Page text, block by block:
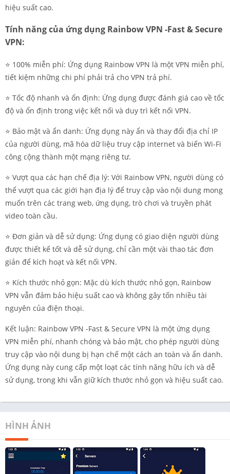
hiệu suất cao.
Tính năng của ứng dụng Rainbow VPN -Fast & Secure
VPN:
⭐️ 100% miễn phí: Ứng dụng Rainbow VPN là một VPN miễn phí,
tiết kiệm những chi phí phải trả cho VPN trả phí.
⭐️ Tốc độ nhanh và ổn định: Ứng dụng được đánh giá cao về tốc
độ và ổn định trong việc kết nối và duy trì kết nối VPN.
⭐️ Bảo mật và ẩn danh: Ứng dụng này ẩn và thay đổi địa chỉ IP
của người dùng, mã hóa dữ liệu truy cập internet và biến Wi-Fi
công cộng thành một mạng riêng tư.
⭐️ Vượt qua các hạn chế địa lý: Với Rainbow VPN, người dùng có
thể vượt qua các giới hạn địa lý để truy cập vào nội dung mong
muốn trên các trang web, ứng dụng, trò chơi và truyền phát
video toàn cầu.
⭐️ Đơn giản và dễ sử dụng: Ứng dụng có giao diện người dùng
được thiết kế tốt và dễ sử dụng, chỉ cần một vài thao tác đơn
giản để kích hoạt và kết nối VPN.
⭐️ Kích thước nhỏ gọn: Mặc dù kích thước nhỏ gọn, Rainbow
VPN vẫn đảm bảo hiệu suất cao và không gây tốn nhiều tài
nguyên của điện thoại.
Kết luận: Rainbow VPN -Fast & Secure VPN là một ứng dụng
VPN miễn phí, nhanh chóng và bảo mật, cho phép người dùng
truy cập vào nội dung bị hạn chế một cách an toàn và ẩn danh.
Ứng dụng này cung cấp một loạt các tính năng hữu ích và dễ
sử dụng, trong khi vẫn giữ kích thước nhỏ gọn và hiệu suất cao.
HÌNH ẢNH